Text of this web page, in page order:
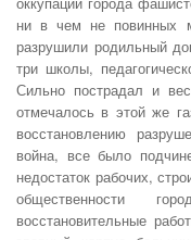
ни в чем не повинных
разрушили родильный
три школы,
Сильно пострадал и
отмечалось в этой же
восстановлению
война, все было
недостаток рабочих,
общественности
восстановительные